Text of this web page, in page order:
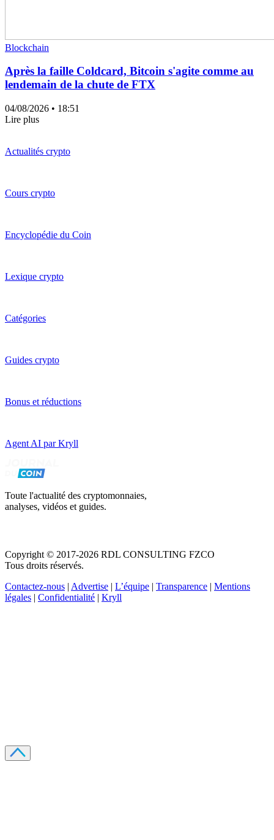
Blockchain
Après la faille Coldcard, Bitcoin s'agite comme au
lendemain de la chute de FTX
04/08/2026 • 18:51
Lire plus
Actualités crypto
Cours crypto
Encyclopédie du Coin
Lexique crypto
Catégories
Guides crypto
Bonus et réductions
Agent AI par Kryll
Toute l'actualité des cryptomonnaies,
analyses, vidéos et guides.
Copyright © 2017-2026 RDL CONSULTING FZCO
Tous droits réservés.
Contactez-nous | Advertise | L’équipe | Transparence | Mentions
légales | Confidentialité | Kryll